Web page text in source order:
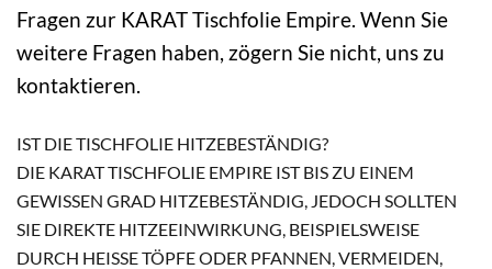
Fragen zur KARAT Tischfolie Empire. Wenn Sie
weitere Fragen haben, zögern Sie nicht, uns zu
kontaktieren.
IST DIE TISCHFOLIE HITZEBESTÄNDIG?
DIE KARAT TISCHFOLIE EMPIRE IST BIS ZU EINEM
GEWISSEN GRAD HITZEBESTÄNDIG, JEDOCH SOLLTEN
SIE DIREKTE HITZEEINWIRKUNG, BEISPIELSWEISE
DURCH HEISSE TÖPFE ODER PFANNEN, VERMEIDEN, D